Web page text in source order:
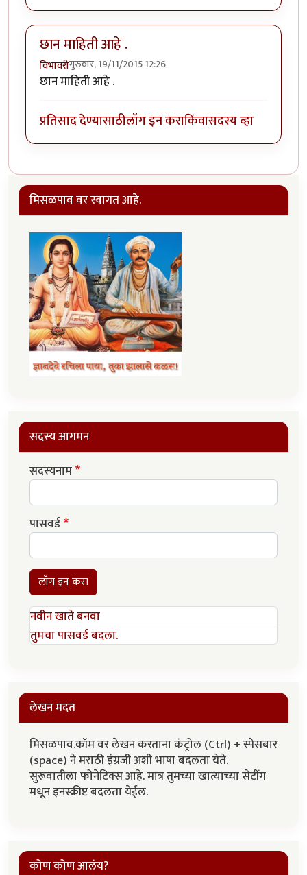
छान माहिती आहे .
विभावरीगुरुवार, 19/11/2015 12:26
छान माहिती आहे .
प्रतिसाद देण्यासाठीलॉग इन कराकिंवासदस्य व्हा
मिसळपाव वर स्वागत आहे.
सदस्य आगमन
सदस्यनाम
पासवर्ड
लॉग इन करा
नवीन खाते बनवा
तुमचा पासवर्ड बदला.
लेखन मदत
मिसळपाव.कॉम वर लेखन करताना कंट्रोल (Ctrl) + स्पेसबार
(space) ने मराठी इंग्रजी अशी भाषा बदलता येते.
सुरूवातीला फोनेटिक्स आहे. मात्र तुमच्या खात्याच्या सेटींग
मधून इनस्क्रीप्ट बदलता येईल.
कोण कोण आलंय?